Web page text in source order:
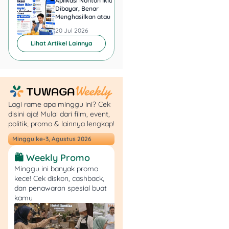
nasional, cuti bersama,
dan cuti pribadi
Libur nasional
adalah hari libur
pemerintah untuk
memperingati hari
besar tertentu.
Cuti bersama adalah
hari cuti yang
pemerintah dan
biasanya digunakan
untuk mengatur
efektivitas hari kerja.
Cuti pribadiadalah
cuti yang diajukan
Dibayar, Benar
Menghasilkan atau Cuma
20 Jul 2026
Lihat Artikel Lainnya
Lagi rame apa minggu ini? Cek
disini aja! Mulai dari film, event,
politik, promo & lainnya lengkap!
Minggu ke-3, Agustus 2026
🛍️ Weekly Promo
Minggu ini banyak promo
kece! Cek diskon, cashback,
dan penawaran spesial buat
kamu